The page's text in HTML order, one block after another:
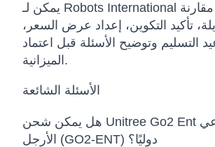
يمكن لـ Robots International المساعدة في مقارنة
تأكيد التكوين، إعداد عرض السعر،
التسليم وتوضيح الأسئلة قبل اعتماد
الميزانية.
الأسئلة الشائعة
هل يمكن شحن Unitree Go2 Ent روبوت رباعي
الأرجل (GO2-ENT) دوليًا؟